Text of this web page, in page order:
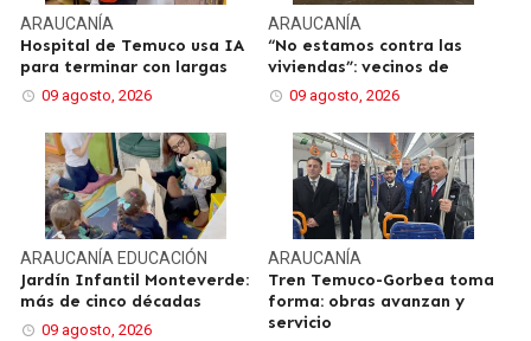
ARAUCANÍA
Hospital de Temuco usa IA
para terminar con largas
09 agosto, 2026
ARAUCANÍA
“No estamos contra las
viviendas”: vecinos de
09 agosto, 2026
ARAUCANÍA EDUCACIÓN
Jardín Infantil Monteverde:
más de cinco décadas
09 agosto, 2026
ARAUCANÍA
Tren Temuco-Gorbea toma
forma: obras avanzan y
servicio